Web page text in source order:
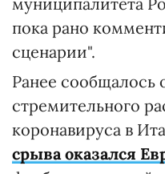
пока рано
сценарии".
Ранее сообщалось
стремительного
коронавируса в
срыва оказался